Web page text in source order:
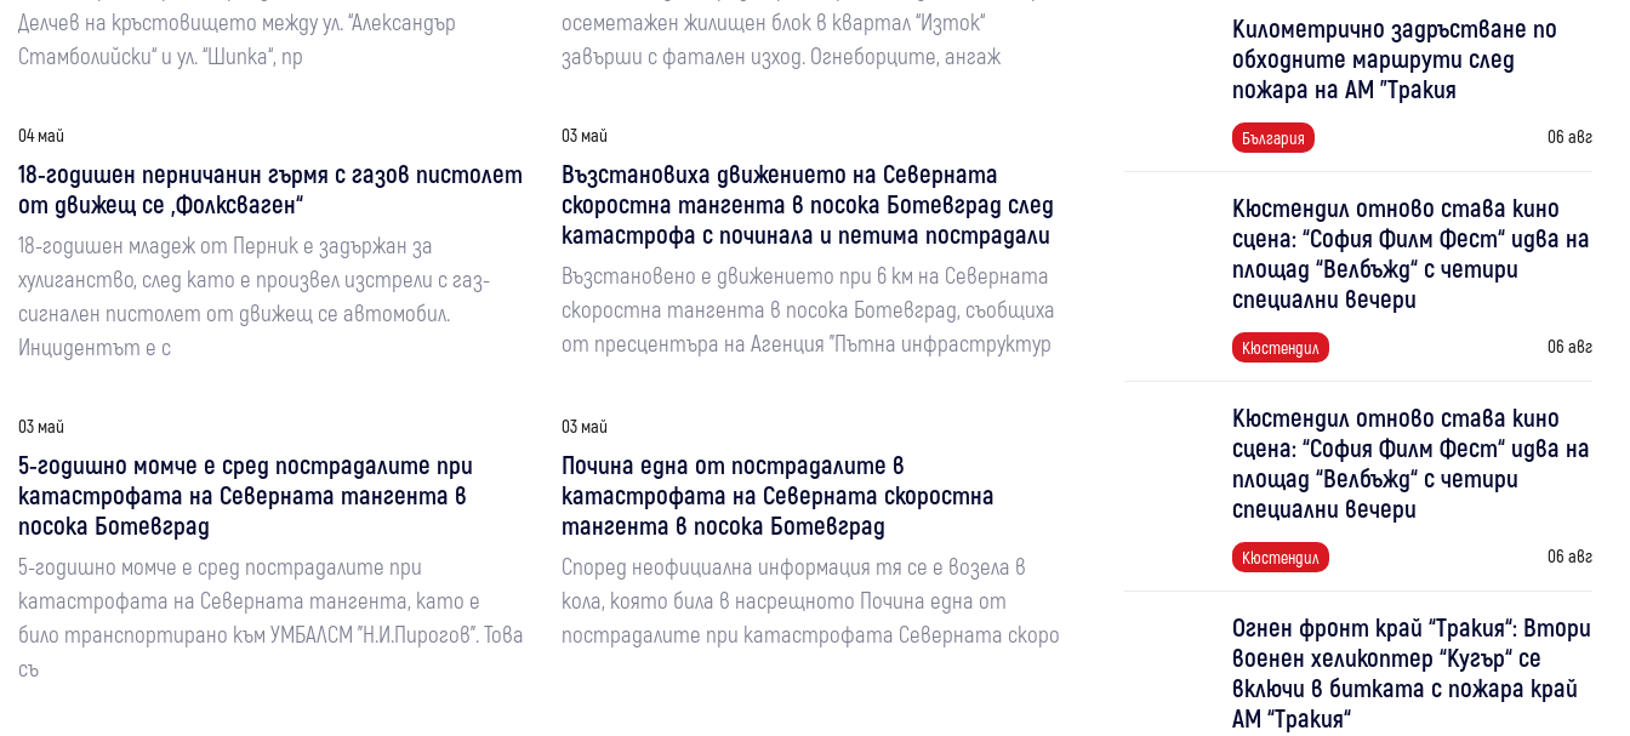
Делчев на кръстовището между ул. “Александър
Стамболийски“ и ул. “Шипка“, пр
осеметажен жилищен блок в квартал “Изток“
завърши с фатален изход. Огнеборците, ангаж
04 май
18-годишен перничанин гърмя с газов пистолет
от движещ се „Фолксваген“
18-годишен младеж от Перник е задържан за
хулиганство, след като е произвел изстрели с газ-
сигнален пистолет от движещ се автомобил.
Инцидентът е с
03 май
Възстановиха движението на Северната
скоростна тангента в посока Ботевград след
катастрофа с починала и петима пострадали
Възстановено е движението при 6 км на Северната
скоростна тангента в посока Ботевград, съобщиха
от пресцентъра на Агенция "Пътна инфраструктур
03 май
5-годишно момче е сред пострадалите при
катастрофата на Северната тангента в
посока Ботевград
5-годишно момче е сред пострадалите при
катастрофата на Северната тангента, като е
било транспортирано към УМБАЛСМ "Н.И.Пирогов". Това
съ
03 май
Почина една от пострадалите в
катастрофата на Северната скоростна
тангента в посока Ботевград
Според неофициална информация тя се е возела в
кола, която била в насрещното Почина една от
пострадалите при катастрофата Северната скоро
Километрично задръстване по
обходните маршрути след
пожара на АМ "Тракия
България 06 авг
Кюстендил отново става кино
сцена: “София Филм Фест“ идва на
площад “Велбъжд“ с четири
специални вечери
Кюстендил 06 авг
Кюстендил отново става кино
сцена: “София Филм Фест“ идва на
площад “Велбъжд“ с четири
специални вечери
Кюстендил 06 авг
Огнен фронт край “Тракия“: Втори
военен хеликоптер “Кугър“ се
включи в битката с пожара край
АМ “Тракия“